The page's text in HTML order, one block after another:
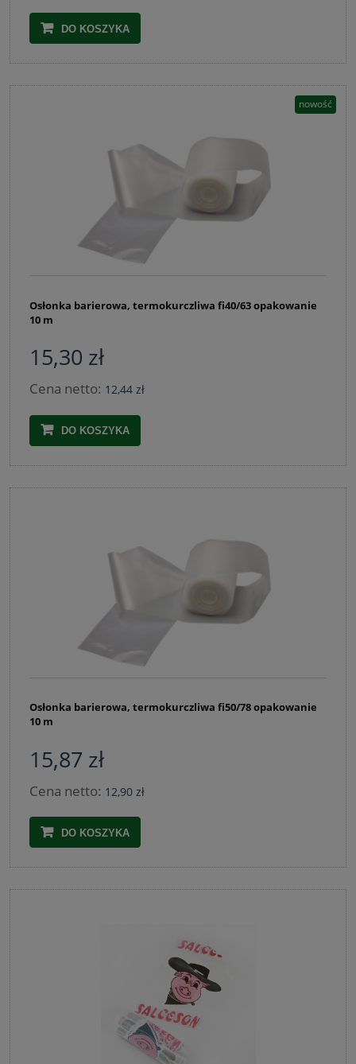
DO KOSZYKA
Osłonka barierowa, termokurczliwa fi40/63 opakowanie
10 m
15,30 zł
Cena netto: 12,44 zł
DO KOSZYKA
nowość
Osłonka barierowa, termokurczliwa fi50/78 opakowanie
10 m
15,87 zł
Cena netto: 12,90 zł
DO KOSZYKA